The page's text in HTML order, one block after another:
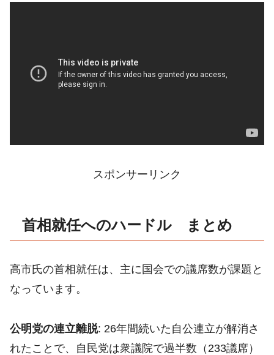
スポンサーリンク
首相就任へのハードル まとめ
高市氏の首相就任は、主に国会での議席数が課題と
なっています。
公明党の連立離脱: 26年間続いた自公連立が解消さ
れたことで、自民党は衆議院で過半数（233議席）